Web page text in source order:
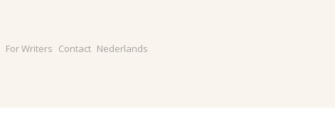
For Writers Contact Nederlands